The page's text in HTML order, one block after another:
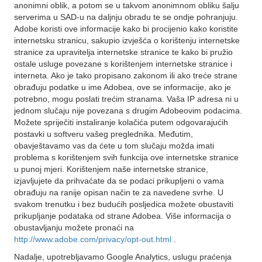
anonimni oblik, a potom se u takvom anonimnom obliku šalju
serverima u SAD-u na daljnju obradu te se ondje pohranjuju.
Adobe koristi ove informacije kako bi procijenio kako koristite
internetsku stranicu, sakupio izvješća o korištenju internetske
stranice za upravitelja internetske stranice te kako bi pružio
ostale usluge povezane s korištenjem internetske stranice i
interneta. Ako je tako propisano zakonom ili ako treće strane
obrađuju podatke u ime Adobea, ove se informacije, ako je
potrebno, mogu poslati trećim stranama. Vaša IP adresa ni u
jednom slučaju nije povezana s drugim Adobeovim podacima.
Možete spriječiti instaliranje kolačića putem odgovarajućih
postavki u softveru vašeg preglednika. Međutim,
obavještavamo vas da ćete u tom slučaju možda imati
problema s korištenjem svih funkcija ove internetske stranice
u punoj mjeri. Korištenjem naše internetske stranice,
izjavljujete da prihvaćate da se podaci prikupljeni o vama
obrađuju na ranije opisan način te za navedene svrhe. U
svakom trenutku i bez budućih posljedica možete obustaviti
prikupljanje podataka od strane Adobea. Više informacija o
obustavljanju možete pronaći na
http://www.adobe.com/privacy/opt-out.html
Nadalje, upotrebljavamo Google Analytics, uslugu praćenja